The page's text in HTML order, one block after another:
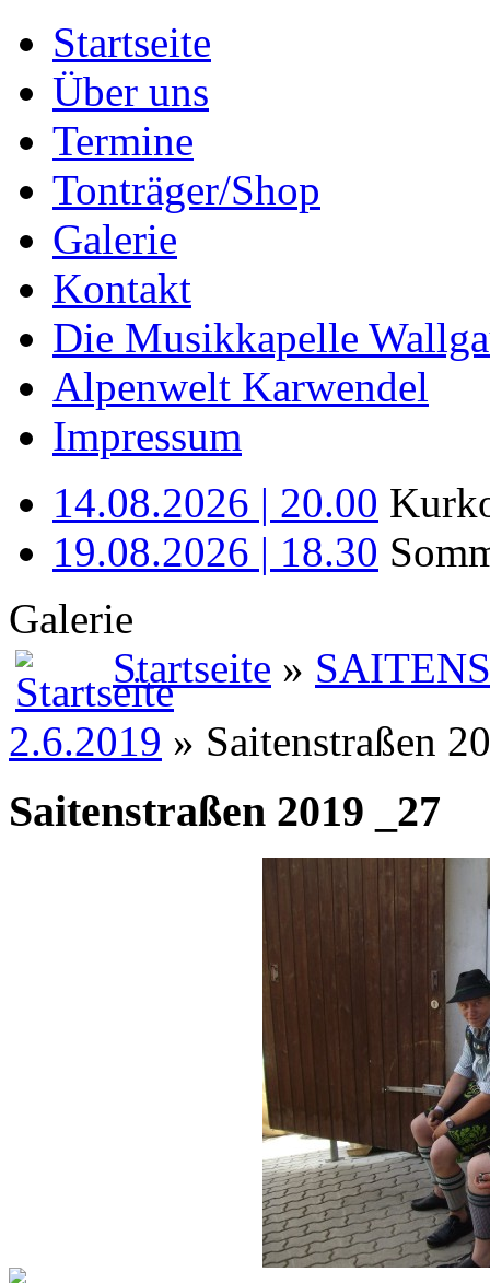
Startseite
Über uns
Termine
Tonträger/Shop
Galerie
Kontakt
Die Musikkapelle
Alpenwelt Karwendel
Impressum
14.08.2026 | 20.00
19.08.2026 | 18.30
Galerie
Startseite »
2.6.2019 » Saitenstraßen
Saitenstraßen 2019 _27